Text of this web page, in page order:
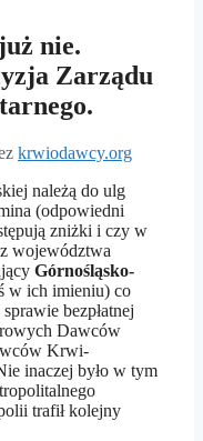
nie.
Zarządu
krwiodawcy.org
należą do ulg
(odpowiedni
zniżki i czy w
województwa
Górnośląsko-
w ich imieniu) co
bezpłatnej
Dawców
Krwi-
inaczej było w tym
trafił kolejny